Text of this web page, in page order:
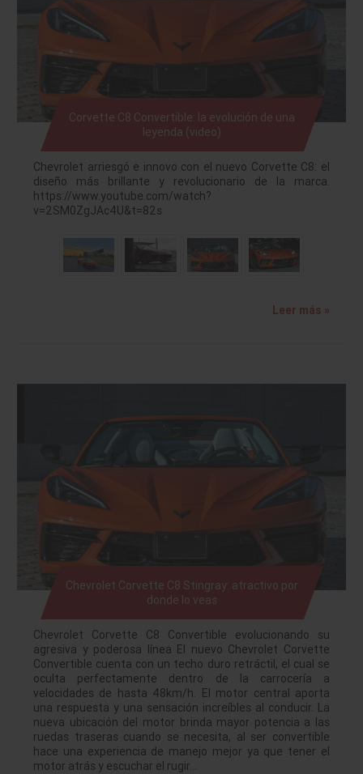
Corvette C8 Convertible: la evolución de una
leyenda (video)
Chevrolet arriesgó e innovo con el nuevo Corvette C8: el
diseño más brillante y revolucionario de la marca.
https://www.youtube.com/watch?
v=2SM0ZgJAc4U&t=82s
Leer más »
Chevrolet Corvette C8 Stingray: atractivo por
donde lo veas
Chevrolet Corvette C8 Convertible evolucionando su
agresiva y poderosa línea El nuevo Chevrolet Corvette
Convertible cuenta con un techo duro retráctil, el cual se
oculta perfectamente dentro de la carrocería a
velocidades de hasta 48km/h. El motor central aporta
una respuesta y una sensación increíbles al conducir. La
nueva ubicación del motor brinda mayor potencia a las
ruedas traseras cuando se necesita, al ser convertible
hace una experiencia de manejo mejor ya que tener el
motor atrás y escuchar el rugir…